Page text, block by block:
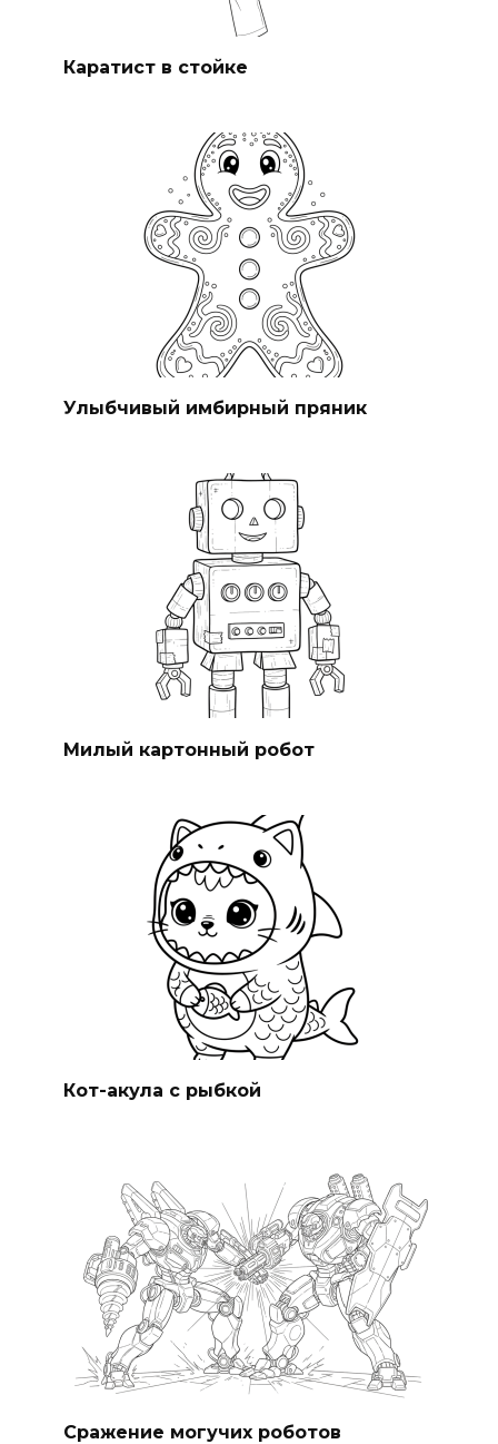
Каратист в стойке
Улыбчивый имбирный пряник
Милый картонный робот
Кот-акула с рыбкой
Сражение могучих роботов